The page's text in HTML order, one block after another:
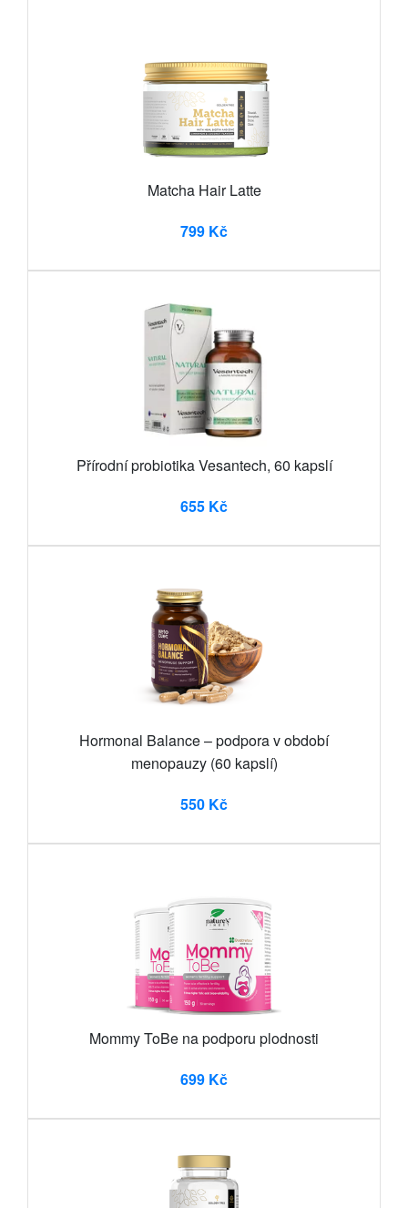
Matcha Hair Latte
799 Kč
Přírodní probiotika Vesantech, 60 kapslí
655 Kč
Hormonal Balance – podpora v období
menopauzy (60 kapslí)
550 Kč
Mommy ToBe na podporu plodnosti
699 Kč